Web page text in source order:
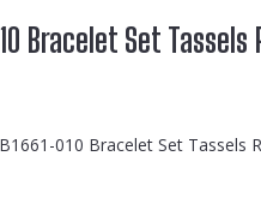
Bracelet Set Tassels